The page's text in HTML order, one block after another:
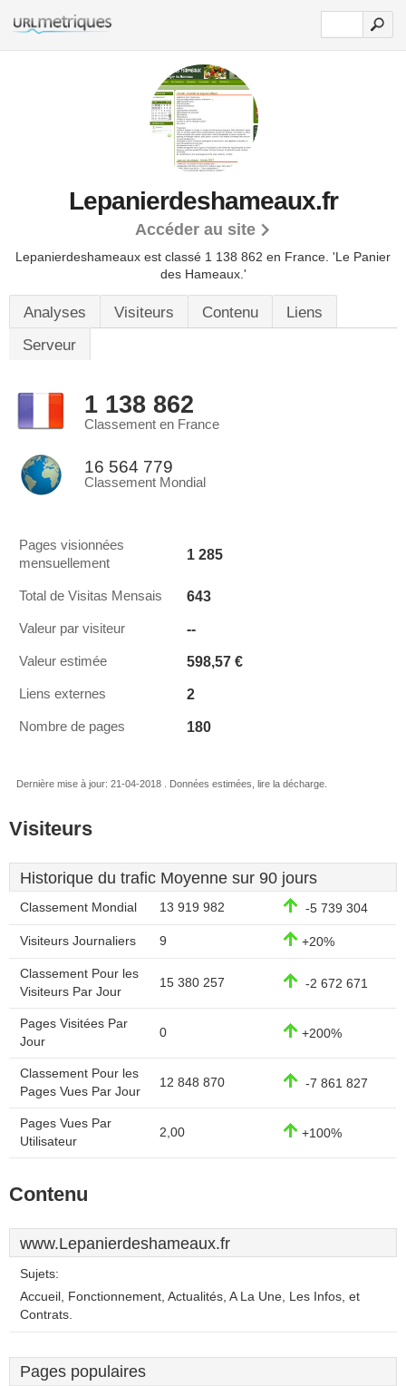
Lepanierdeshameaux.fr
Accéder au site
Lepanierdeshameaux est classé 1 138 862 en France. 'Le Panier
des Hameaux.'
Analyses Visiteurs Contenu
Liens
Serveur
1 138 862
Classement en France
16 564 779
Classement Mondial
Pages visionnées
mensuellement
1 285
Total de Visitas Mensais 643
Valeur par visiteur --
Valeur estimée 598,57 €
Liens externes 2
Nombre de pages 180
Dernière mise à jour: 21-04-2018 . Données estimées, lire la décharge.
Visiteurs
Historique du trafic Moyenne sur 90 jours
Classement Mondial 13 919 982 -5 739 304
Visiteurs Journaliers 9 +20%
Classement Pour les
Visiteurs Par Jour
15 380 257 -2 672 671
Pages Visitées Par
Jour
0 +200%
Classement Pour les
Pages Vues Par Jour
12 848 870 -7 861 827
Pages Vues Par
Utilisateur
2,00 +100%
Contenu
www.Lepanierdeshameaux.fr
Sujets:
Accueil, Fonctionnement, Actualités, A La Une, Les Infos, et
Contrats.
Pages populaires